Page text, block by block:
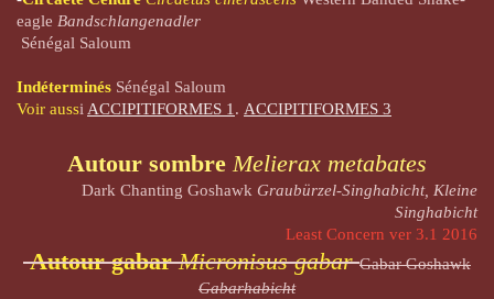
eagle Bandschlangenadler
Sénégal Saloum
Indéterminés Sénégal Saloum
Voir aussi ACCIPITIFORMES 1 . ACCIPITIFORMES 3
Autour sombre Melierax metabates
Dark Chanting Goshawk Graubürzel-Singhabicht, Kleine
Singhabicht
Least Concern ver 3.1 2016
Autour gabar Micronisus gabarGabarGoshawk
Gabarhabicht